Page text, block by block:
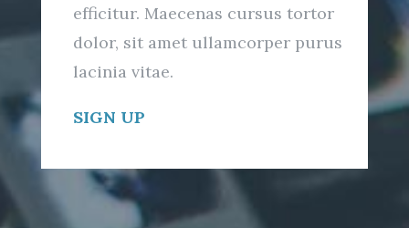
efficitur. Maecenas cursus tortor
dolor, sit amet ullamcorper purus
lacinia vitae.
SIGN UP